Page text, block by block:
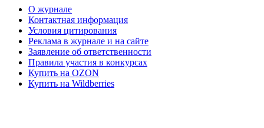
О журнале
Контактная информация
Условия цитирования
Реклама в журнале и на сайте
Заявление об ответственности
Правила участия в конкурсах
Купить на OZON
Купить на Wildberries